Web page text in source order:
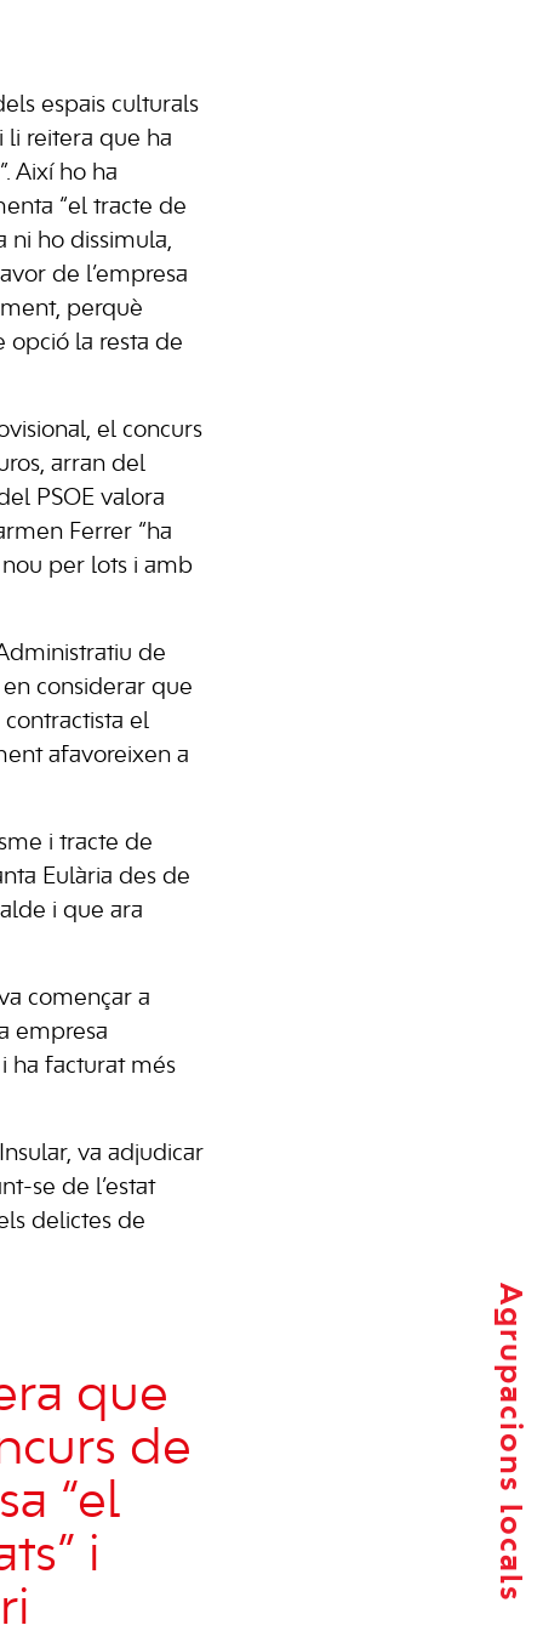
Agrupacions locals
espais culturals
li reitera que ha
Així ho ha
“el tracte de
ni ho dissimula,
de l’empresa
perquè
opció la resta de
el concurs
arran del
PSOE valora
Ferrer “ha
per lots i amb
de
considerar que
el
afavoreixen a
i tracte de
Eulària des de
i que ara
començar a
empresa
ha facturat més
va adjudicar
se de l’estat
delictes de
que
de
“el
i